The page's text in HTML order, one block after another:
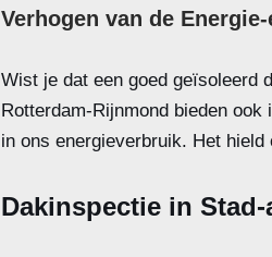
Verhogen van de
Wist je dat een goed geïsoleerd
Rotterdam-Rijnmond bieden
in ons energieverbruik. Het
Dakinspectie in Stad-